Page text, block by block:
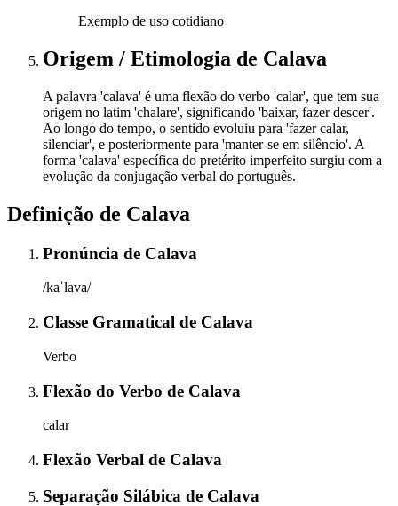
Exemplo de uso cotidiano
Origem / Etimologia de Calava
A palavra 'calava' é uma flexão do verbo 'calar', que tem sua
origem no latim 'chalare', significando 'baixar, fazer descer'.
Ao longo do tempo, o sentido evoluiu para 'fazer calar,
silenciar', e posteriormente para 'manter-se em silêncio'. A
forma 'calava' específica do pretérito imperfeito surgiu com a
evolução da conjugação verbal do português.
Definição de Calava
Pronúncia de Calava
/kaˈlava/
Classe Gramatical de Calava
Verbo
Flexão do Verbo de Calava
calar
Flexão Verbal de Calava
Separação Silábica de Calava